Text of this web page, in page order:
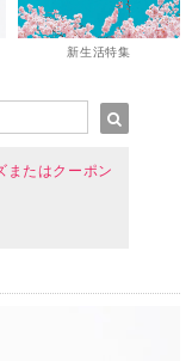
新生活特集
たはクーポン